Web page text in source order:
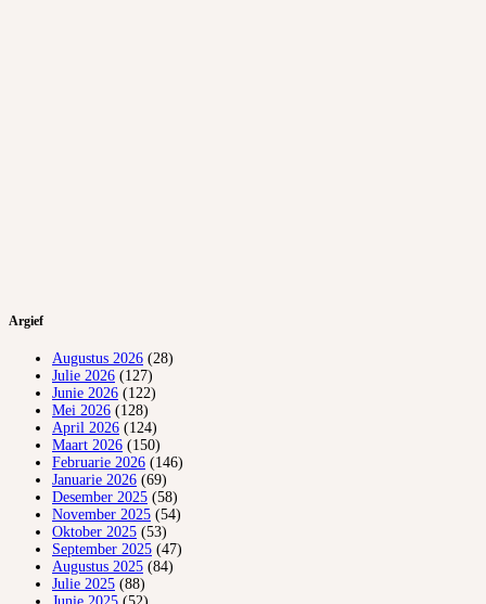
Argief
Augustus 2026 (28)
Julie 2026 (127)
Junie 2026 (122)
Mei 2026 (128)
April 2026 (124)
Maart 2026 (150)
Februarie 2026 (146)
Januarie 2026 (69)
Desember 2025 (58)
November 2025 (54)
Oktober 2025 (53)
September 2025 (47)
Augustus 2025 (84)
Julie 2025 (88)